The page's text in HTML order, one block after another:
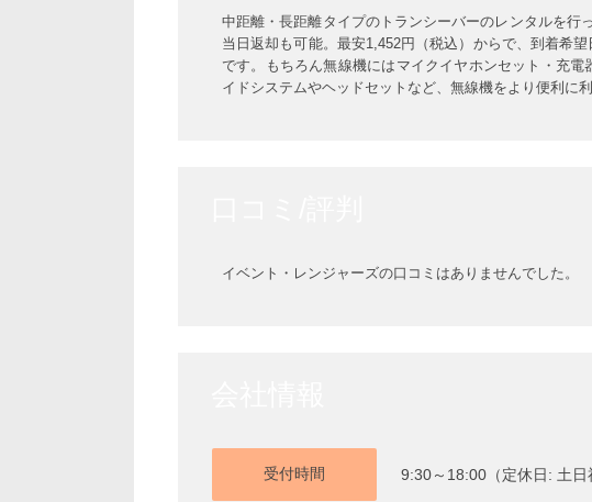
中距離・長距離タイプのトランシーバーのレンタルを行
当日返却も可能。最安1,452円（税込）からで、到着希
です。もちろん無線機にはマイクイヤホンセット・充
イドシステムやヘッドセットなど、無線機をより便利に
イベント・レンジャーズの口コミはありませんでした。
受付時間 9:30～18:00（定休日: 土日